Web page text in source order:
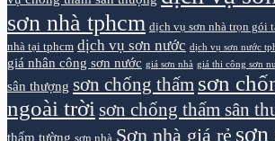
sơn nhà tphcm dịch vụ sơn nhà trọn gói
nhà tại tphcm dịch vụ sơn nước dịch vụ sơn nước
giá nhân công sơn nước giá sơn nhà giá thi công sơn
sân thượng sơn chống thấm sơn
ngoài trời sơn chống thấm sân
thấm tường sơn nhà Sơn nhà giá rẻ